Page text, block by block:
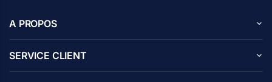
A PROPOS
Carrières
SERVICE CLIENT